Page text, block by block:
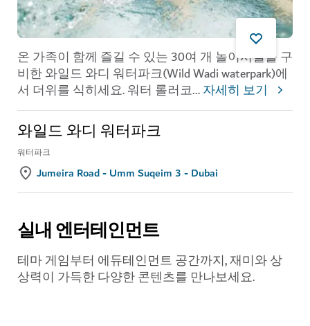
온 가족이 함께 즐길 수 있는 30여 개 놀이시설을 구
비한 와일드 와디 워터파크(Wild Wadi waterpark)에
서 더위를 식히세요. 워터 롤러코...자세히 보기
와일드 와디 워터파크
워터파크
Jumeira Road - Umm Suqeim 3 - Dubai
실내 엔터테인먼트
테마 게임부터 에듀테인먼트 공간까지, 재미와 상
상력이 가득한 다양한 콘텐츠를 만나보세요.